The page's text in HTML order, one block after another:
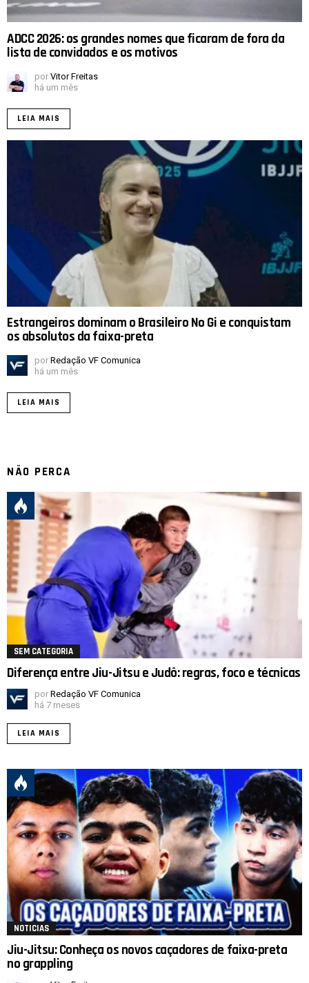
ADCC 2026: os grandes nomes que ficaram de fora da
lista de convidados e os motivos
por Vitor Freitas
há um mês
LEIA MAIS
Estrangeiros dominam o Brasileiro No Gi e conquistam
os absolutos da faixa-preta
por Redação VF Comunica
há um mês
LEIA MAIS
NÃO PERCA
SEM CATEGORIA
Diferença entre Jiu-Jitsu e Judô: regras, foco e técnicas
por Redação VF Comunica
há 7 meses
LEIA MAIS
NOTICIAS
Jiu-Jitsu: Conheça os novos caçadores de faixa-preta
no grappling